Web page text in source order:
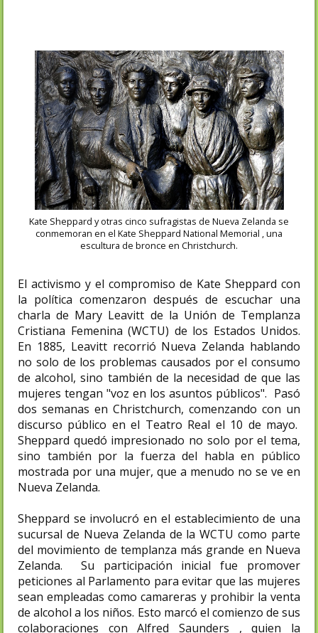
Kate Sheppard y otras cinco sufragistas de Nueva Zelanda se
conmemoran en el Kate Sheppard National Memorial , una
escultura de bronce en Christchurch.
El activismo y el compromiso de Kate Sheppard con
la política comenzaron después de escuchar una
charla de Mary Leavitt de la Unión de Templanza
Cristiana Femenina (WCTU) de los Estados Unidos.
En 1885, Leavitt recorrió Nueva Zelanda hablando
no solo de los problemas causados ​​por el consumo
de alcohol, sino también de la necesidad de que las
mujeres tengan "voz en los asuntos públicos". Pasó
dos semanas en Christchurch, comenzando con un
discurso público en el Teatro Real el 10 de mayo.
Sheppard quedó impresionado no solo por el tema,
sino también por la fuerza del habla en público
mostrada por una mujer, que a menudo no se ve en
Nueva Zelanda.
Sheppard se involucró en el establecimiento de una
sucursal de Nueva Zelanda de la WCTU como parte
del movimiento de templanza más grande en Nueva
Zelanda. Su participación inicial fue promover
peticiones al Parlamento para evitar que las mujeres
sean empleadas como camareras y prohibir la venta
de alcohol a los niños. Esto marcó el comienzo de sus
colaboraciones con Alfred Saunders , quien la